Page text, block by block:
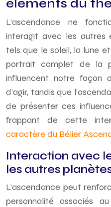
éléments du
L’ascendance ne
interagit avec les autres
tels que le soleil, la lune
portrait complet de la
influencent notre façon
d’agir, tandis que
de présenter ces
frappant de cette
caractère du Bélier
Interaction avec
les autres
L’ascendance peut
personnalité associés